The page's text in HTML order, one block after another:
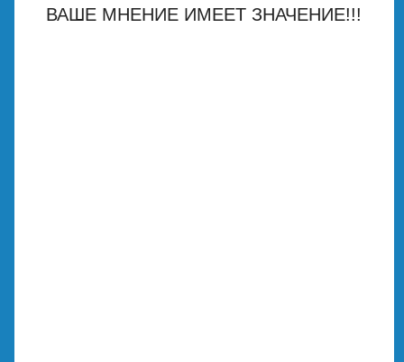
ВАШЕ МНЕНИЕ ИМЕЕТ ЗНАЧЕНИЕ!!!